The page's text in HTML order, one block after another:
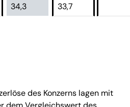
34,3 33,7
des Konzerns lagen mit